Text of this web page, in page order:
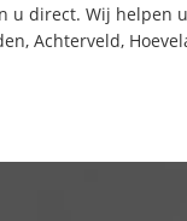
u direct. Wij helpen
Achterveld,